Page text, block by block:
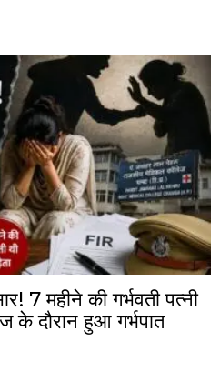
7 महीने की गर्भवती पत्नी
के दौरान हुआ गर्भपात